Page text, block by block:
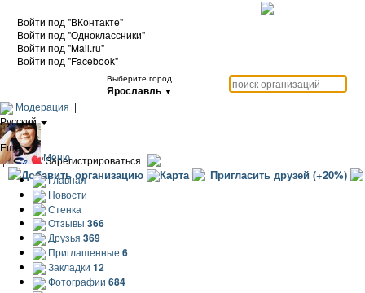
Войти под "ВКонтакте"
Войти под "Одноклассники"
Войти под "Mail.ru"
Войти под "Facebook"
Выберите город:
Ярославль ▼
Модерация |
Русский
|
Еще
|Войти / Зарегистрироваться
Добавить организацию Карта Пригласить друзей (+20%)
Меню
Главная
Новости
Стенка
Отзывы 366
Друзья 369
Приглашенные 6
Закладки 12
Фотографии 684